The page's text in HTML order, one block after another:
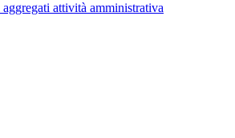
attività amministrativa